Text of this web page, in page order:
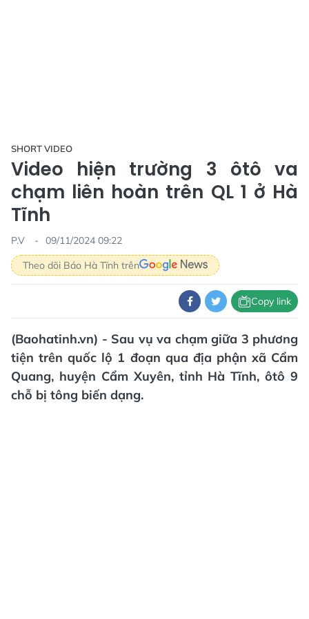
SHORT VIDEO
Video hiện trường 3 ôtô va
chạm liên hoàn trên QL 1 ở Hà
Tĩnh
P.V
09/11/2024 09:22
Theo dõi Báo Hà Tĩnh trên
Copy link
(Baohatinh.vn) - Sau vụ va chạm giữa 3 phương
tiện trên quốc lộ 1 đoạn qua địa phận xã Cẩm
Quang, huyện Cẩm Xuyên, tỉnh Hà Tĩnh, ôtô 9
chỗ bị tông biến dạng.